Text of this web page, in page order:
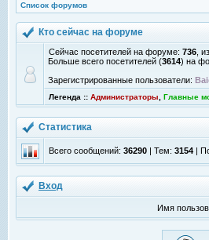
Список форумов
Кто сейчас на форуме
Сейчас посетителей на форуме: 736 ,
Больше всего посетителей (3614) на
Зарегистрированные пользователи:
Легенда :: Администраторы Главные
Статистика
Всего сообщений: 36290 | Тем: 3154 |
Вход
Имя